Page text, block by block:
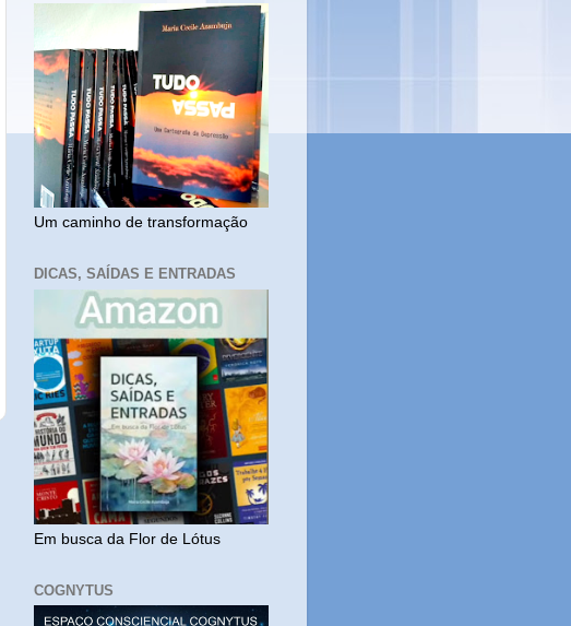
Um caminho de transformação
DICAS, SAÍDAS E ENTRADAS
Em busca da Flor de Lótus
COGNYTUS